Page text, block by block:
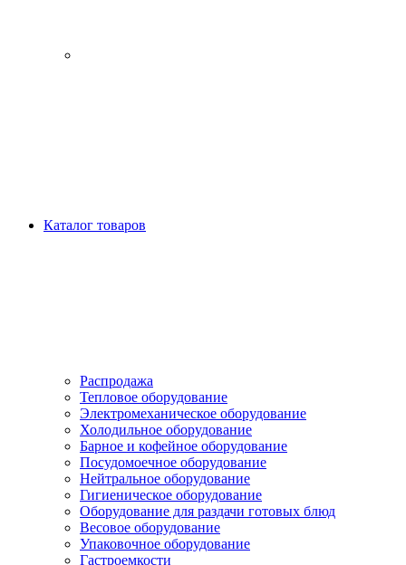
Каталог товаров
Распродажа
Тепловое оборудование
Электромеханическое оборудование
Холодильное оборудование
Барное и кофейное оборудование
Посудомоечное оборудование
Нейтральное оборудование
Гигиеническое оборудование
Оборудование для раздачи готовых блюд
Весовое оборудование
Упаковочное оборудование
Гастроемкости